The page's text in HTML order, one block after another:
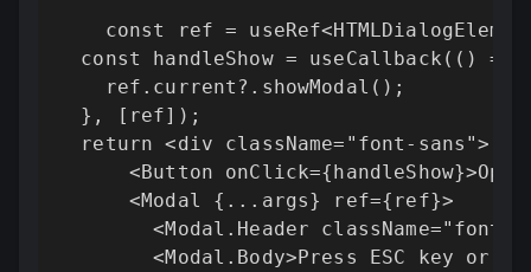
const ref =
const handleShow = useCallback(() =>
    ref.current?.showModal();
  }, [ref]);
  return <div className="font-sans">
<Button
      <Modal {...args} ref={ref}>
<Modal.Header className="font-
<Modal.Body>Press ESC key or